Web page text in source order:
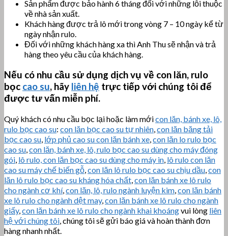
Sản phẩm được bảo hành 6 tháng đối với những lỗi thuộc
về nhà sản xuất.
Khách hàng được trả lô mới trong vòng 7 – 10 ngày kể từ
ngày nhận rulo.
Đối với những khách hàng xa thì Anh Thu sẽ nhận và trả
hàng theo yêu cầu của khách hàng.
Nếu có nhu cầu sử dụng dịch vụ về con lăn, rulo
bọc cao su, hãy liên hệ trực tiếp với chúng tôi để
được tư vấn miễn phí.
Quý khách có nhu cầu bọc lại hoặc làm mớicon lăn, bánh xe, lô,
rulo bọc cao su: con lăn bọc cao su tự nhiên con lăn băng tải
bọc cao su lớp phủ cao su con lăn bánh xe con lăn lo rulo bọc
cao su con lăn, bánh xe, lô, rulo bọc cao su dùng cho máy đóng
gói lô rulo, con lăn bọc cao su dùng cho máy in lô rulo con lăn
cao su máy chế biến gỗ con lăn lô rulo bọc cao su chịu dầu con
lăn lô rulo bọc cao su kháng hóa chất con lăn bánh xe lô rulo
cho ngành cơ khí, con lăn, lô, rulo ngành luyện kim con lăn bánh
xe lô rulo cho ngành dệt may, con lăn bánh xe lô rulo cho ngành
giấy, con lăn bánh xe lô rulo cho ngành khai khoángvui lòng liên
hệ với chúng tôi , chúng tôi sẽ gửi báo giá và hoàn thành đơn
hàng nhanh nhất.